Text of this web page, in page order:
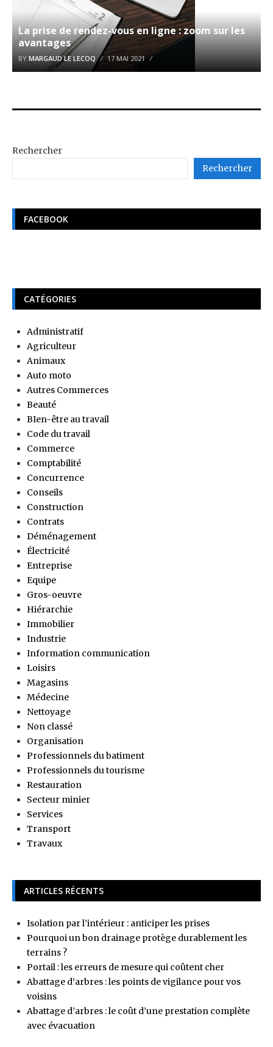
La prise de rendez-vous en ligne : zoom sur les
avantages
BY MARGAUD LE LECOQ 17 MAI 2021
Rechercher
Rechercher
FACEBOOK
CATÉGORIES
Administratif
Agriculteur
Animaux
Auto moto
Autres Commerces
Beauté
BIen-être au travail
Code du travail
Commerce
Comptabilité
Concurrence
Conseils
Construction
Contrats
Déménagement
Électricité
Entreprise
Equipe
Gros-oeuvre
Hiérarchie
Immobilier
Industrie
Information communication
Loisirs
Magasins
Médecine
Nettoyage
Non classé
Organisation
Professionnels du batiment
Professionnels du tourisme
Restauration
Secteur minier
Services
Transport
Travaux
ARTICLES RÉCENTS
Isolation par l’intérieur : anticiper les prises
Pourquoi un bon drainage protège durablement les
terrains ?
Portail : les erreurs de mesure qui coûtent cher
Abattage d’arbres : les points de vigilance pour vos
voisins
Abattage d’arbres : le coût d’une prestation complète
avec évacuation